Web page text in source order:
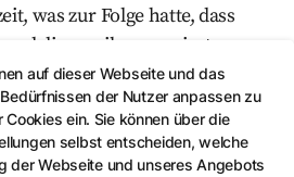
auf dieser Webseite und das
der Nutzer anpassen zu
ein. Sie können über die
selbst entscheiden, welche
der Webseite und unseres Angebots
was zur Folge hatte, dass
die von ihr engagierten
die neuen Impulse in die
gefeierte Tänzer,
und Lehrmeister in
Düsseldorf, Salzburg,